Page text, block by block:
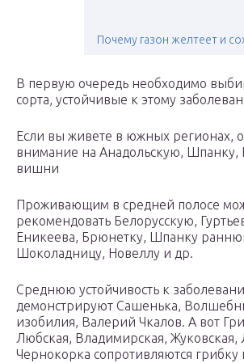
Почему газон желтеет и
В первую очередь необходимо
сорта, устойчивые к этому
Если вы живете в южных регионах,
внимание на Анадольскую, Шпанку,
вишни
Проживающим в средней полосе
рекомендовать Белорусскую,
Еникеева, Брюнетку, Шпанку
Шоколадницу, Новеллу и др.
Среднюю устойчивость к
демонстрируют Сашенька,
изобилия, Валерий Чкалов. А вот
Любская, Владимирская, Жуковская,
Чернокорка сопротивляются грибку